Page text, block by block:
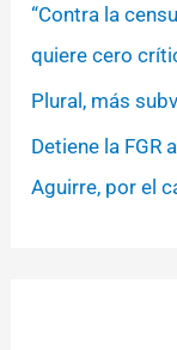
“Contra la
quiere cero
Plural, más
Detiene la FGR
Aguirre, por el